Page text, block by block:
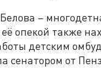
Белова –
её опекой также
детским
сенатором от